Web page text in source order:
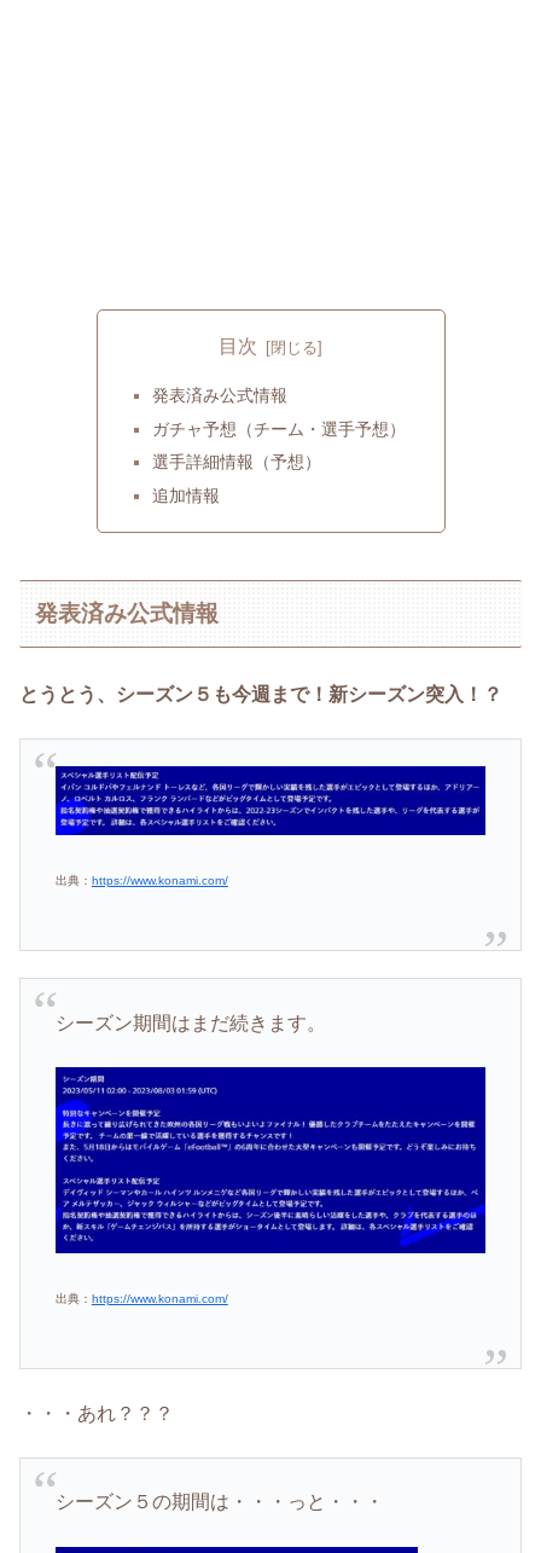
目次
発表済み公式情報
ガチャ予想（チーム・選手予想）
選手詳細情報（予想）
追加情報
発表済み公式情報
とうとう、シーズン５も今週まで！新シーズン突入！？
出典： https://www.konami.com/
シーズン期間はまだ続きます。
出典： https://www.konami.com/
・・・あれ？？？
シーズン５の期間は・・・っと・・・